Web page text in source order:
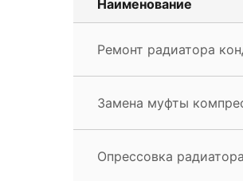
Наименование
Ремонт радиатора
Замена муфты
Опрессовка